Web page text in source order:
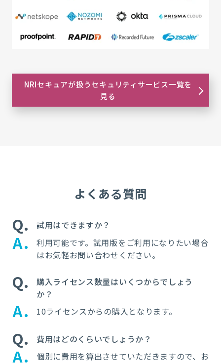
NRIセキュアが扱うセキュリティサービス一覧を
見る
よくある質問
Q 試用はできますか？
A
利用可能です。試用版をご利用になりたい場合
はお気軽お問い合わせください。
Q
購入ライセンス数量はいくつからでしょう
か？
A 10ライセンスからの購入となります。
Q 費用はどのくらいでしょうか？
A
個別に費用を算出させていただきますので、お